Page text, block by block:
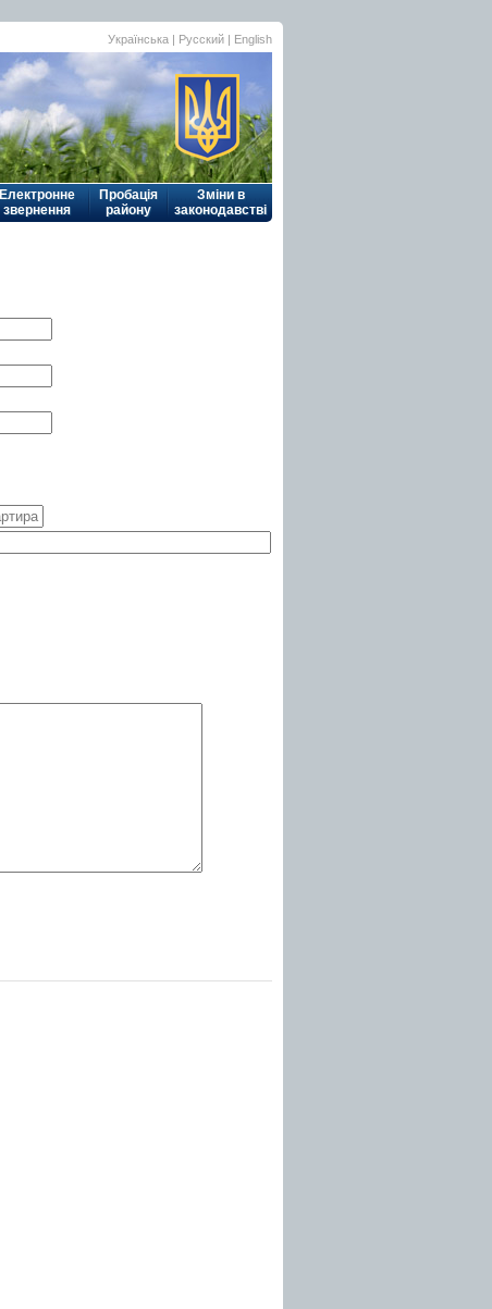
Українська | Русский | English
Електронне
звернення
Пробація
району
Зміни в
законодавстві